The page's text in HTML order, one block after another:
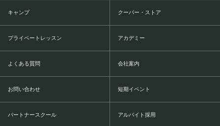
キャンプ クーバー・ストア
プライベートレッスン アカデミー
よくある質問 会社案内
お問い合わせ 短期イベント
パートナースクール アルバイト採用